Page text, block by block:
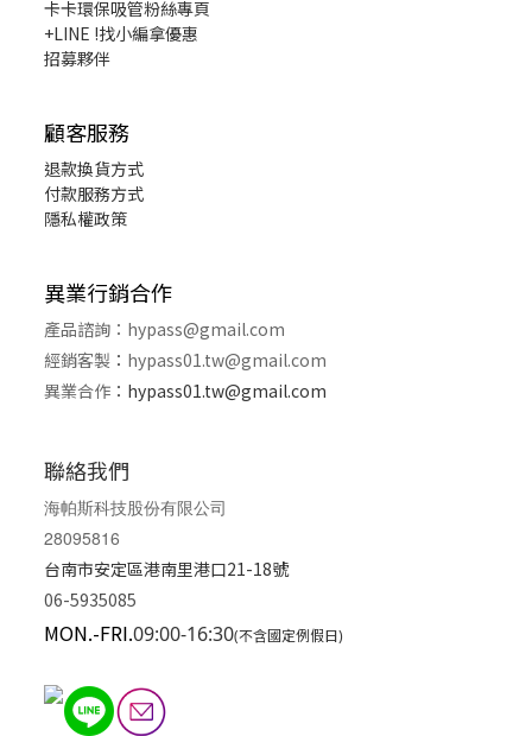
卡卡環保吸管粉絲專頁
+LINE !找小編拿優惠
招募夥伴
顧客服務
退款換貨方式
付款服務方式
隱私權政策
異業行銷合作
產品諮詢： hypass@gmail.com
經銷客製 ： hypass01.tw@gmail.com
異業合作 ： hypass01.tw@gmail.com
聯絡我們
海帕斯科技股份有限公司
28095816
台南市安定區港南里港口21-18號
06-5935085
MON.-FRI.09:00-16:30(不含國定例假日)